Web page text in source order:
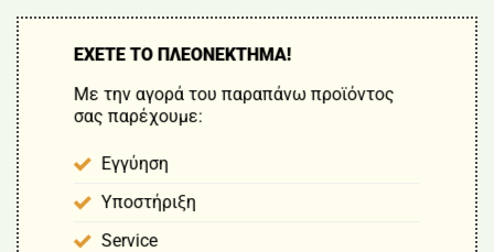
ΕΧΕΤΕ ΤΟ ΠΛΕΟΝΕΚΤΗΜΑ!
Με την αγορά του παραπάνω προϊόντος
σας παρέχουμε:
Εγγύηση
Υποστήριξη
Service